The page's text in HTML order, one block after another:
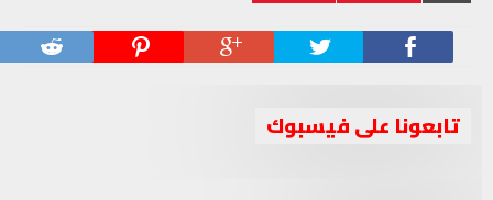
تابعونا على فيسبوك